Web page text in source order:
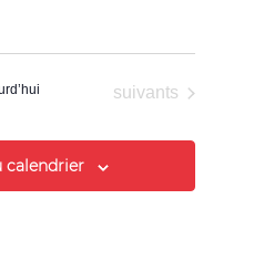
Évènements
suivants
calendrier